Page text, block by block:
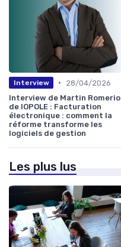
Interview •
28/04/2026
Interview de Martin Romerio
de IOPOLE : Facturation
électronique : comment la
réforme transforme les
logiciels de gestion
Les plus lus